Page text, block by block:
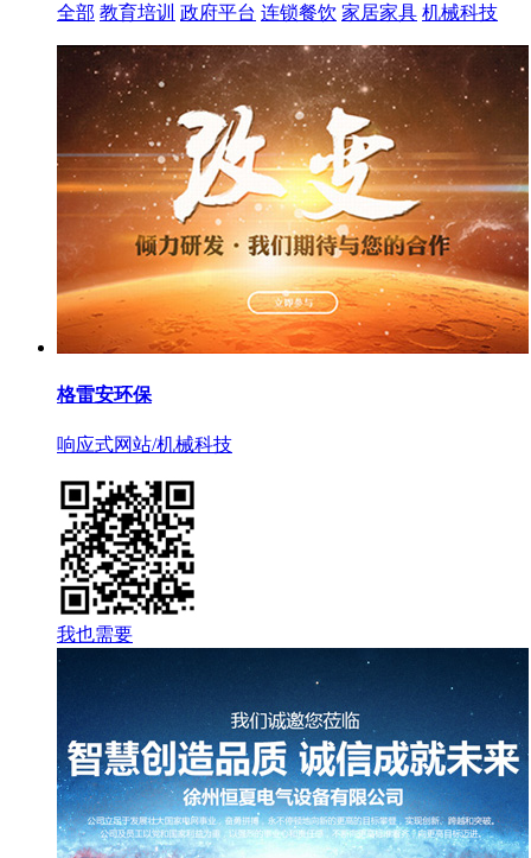
全部 教育培训 政府平台 连锁餐饮 家居家具 机械科技
格雷安环保
响应式网站/机械科技
我也需要